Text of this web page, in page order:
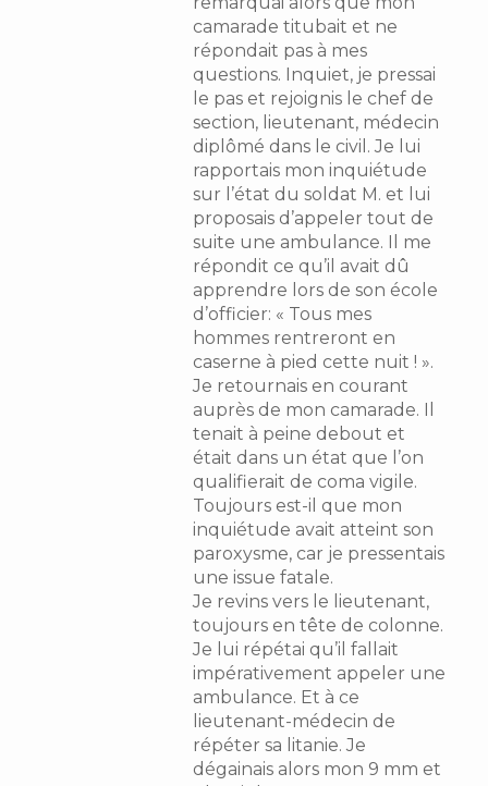
camarade titubait et ne
répondait pas à mes
questions. Inquiet, je pressai
le pas et rejoignis le chef de
section, lieutenant, médecin
diplômé dans le civil. Je lui
rapportais mon inquiétude
sur l’état du soldat M. et lui
proposais d’appeler tout de
suite une ambulance. Il me
répondit ce qu’il avait dû
apprendre lors de son école
d’officier: « Tous mes
hommes rentreront en
caserne à pied cette nuit ! ».
Je retournais en courant
auprès de mon camarade. Il
tenait à peine debout et
était dans un état que l’on
qualifierait de coma vigile.
Toujours est-il que mon
inquiétude avait atteint son
paroxysme, car je pressentais
une issue fatale.
Je revins vers le lieutenant,
toujours en tête de colonne.
Je lui répétai qu’il fallait
impérativement appeler une
ambulance. Et à ce
lieutenant-médecin de
répéter sa litanie. Je
dégainais alors mon 9 mm et